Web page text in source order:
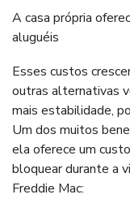
A casa própria
aluguéis
Esses custos
outras alternativas
mais estabilidade,
Um dos muitos
ela oferece um
bloquear durante a
Freddie Mac: